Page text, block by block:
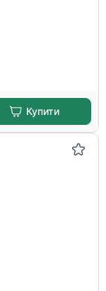
Купити